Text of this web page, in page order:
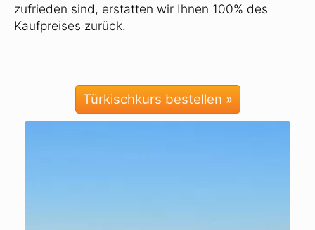
zufrieden sind, erstatten wir Ihnen 100% des
Kaufpreises zurück.
Türkischkurs bestellen »